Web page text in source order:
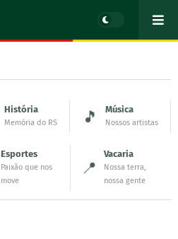
História
Memória do RS 🎵 Música
Nossos artistas
Esportes
Paixão que nos
move
📍
Vacaria
Nossa terra,
nossa gente